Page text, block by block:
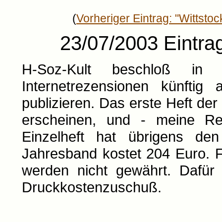
(Vorheriger Eintrag:
23/07/2003
H-Soz-Kult beschloß in
Internetrezensionen
publizieren. Das erste Heft der
erscheinen, und - meine
Einzelheft hat übrigens
Jahresband kostet 204 Euro.
werden nicht gewährt.
Druckkostenzuschuß.